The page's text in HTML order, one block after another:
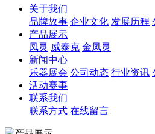
关于我们
品牌故事 企业文化 发展历程
产品展示
凤灵 威泰克 金凤灵
新闻中心
乐器展会 公司动态 行业资讯
活动赛事
联系我们
联系方式 在线留言